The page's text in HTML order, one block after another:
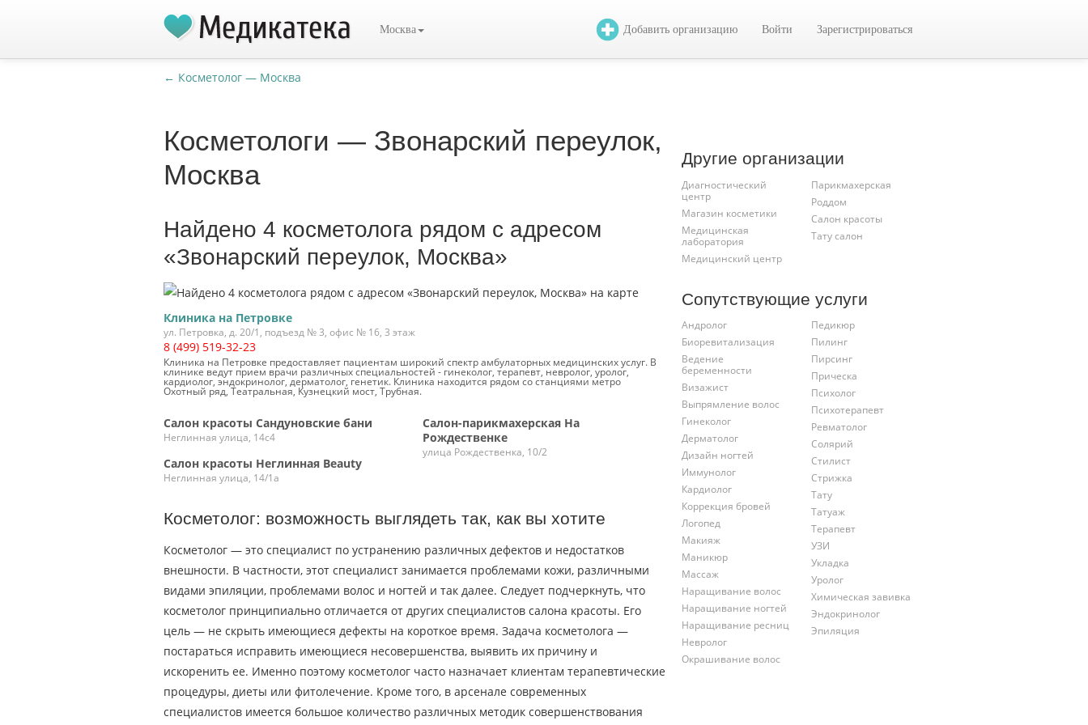
Москва Добавить организацию Войти Зарегистрироваться
← Косметолог — Москва
Косметологи — Звонарский переулок,
Москва
Найдено 4 косметолога рядом с адресом
«Звонарский переулок, Москва»
Клиника на Петровке
ул. Петровка, д. 20/1, подъезд № 3, офис № 16, 3 этаж
8 (499) 519-32-23
Клиника на Петровке предоставляет пациентам широкий спектр амбулаторных медицинских услуг. В
клинике ведут прием врачи различных специальностей - гинеколог, терапевт, невролог, уролог,
кардиолог, эндокринолог, дерматолог, генетик. Клиника находится рядом со станциями метро
Охотный ряд, Театральная, Кузнецкий мост, Трубная.
Салон красоты Сандуновские бани
Неглинная улица, 14с4
Салон красоты Неглинная Beauty
Неглинная улица, 14/1а
Салон-парикмахерская На
Рождественке
улица Рождественка, 10/2
Косметолог: возможность выглядеть так, как вы хотите
Косметолог — это специалист по устранению различных дефектов и недостатков
внешности. В частности, этот специалист занимается проблемами кожи, различными
видами эпиляции, проблемами волос и ногтей и так далее. Следует подчеркнуть, что
косметолог принципиально отличается от других специалистов салона красоты. Его
цель — не скрыть имеющиеся дефекты на короткое время. Задача косметолога —
постараться исправить имеющиеся несовершенства, выявить их причину и
искоренить ее. Именно поэтому косметолог часто назначает клиентам терапевтические
процедуры, диеты или фитолечение. Кроме того, в арсенале современных
специалистов имеется большое количество различных методик совершенствования
Другие организации
Диагностический
центр
Магазин косметики
Медицинская
лаборатория
Медицинский центр
Парикмахерская
Роддом
Салон красоты
Тату салон
Сопутствующие услуги
Андролог
Биоревитализация
Ведение
беременности
Визажист
Выпрямление волос
Гинеколог
Дерматолог
Дизайн ногтей
Иммунолог
Кардиолог
Коррекция бровей
Логопед
Макияж
Маникюр
Массаж
Наращивание волос
Наращивание ногтей
Наращивание ресниц
Невролог
Окрашивание волос
Педикюр
Пилинг
Пирсинг
Прическа
Психолог
Психотерапевт
Ревматолог
Солярий
Стилист
Стрижка
Тату
Татуаж
Терапевт
УЗИ
Укладка
Уролог
Химическая завивка
Эндокринолог
Эпиляция